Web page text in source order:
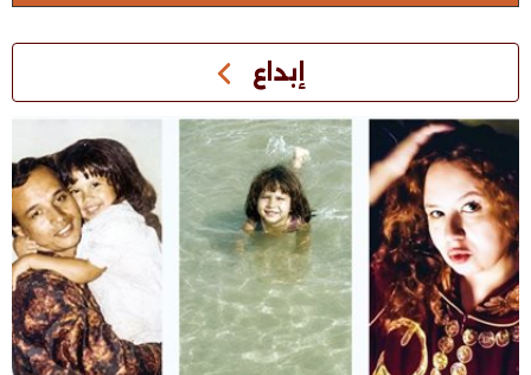
إبداع